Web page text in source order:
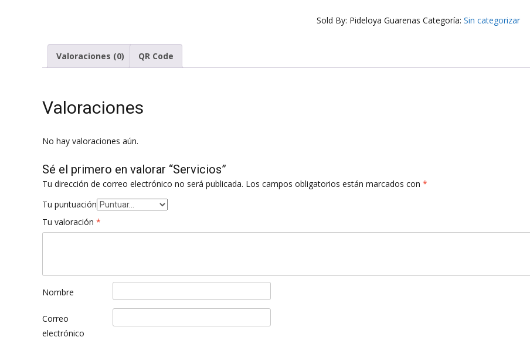
Sold By: Pideloya Guarenas Categoría: Sin categorizar
Valoraciones (0) QR Code
Valoraciones
No hay valoraciones aún.
Sé el primero en valorar “Servicios”
Tu dirección de correo electrónico no será publicada. Los campos obligatorios están marcados con *
Tu puntuación
Tu valoración *
Nombre
Correo
electrónico